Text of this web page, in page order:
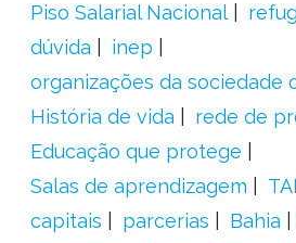
Piso Salarial Nacional
dúvida
inep
organizações da sociedade
História de vida
rede de
Educação que protege
Salas de aprendizagem
capitais
parcerias Bahia